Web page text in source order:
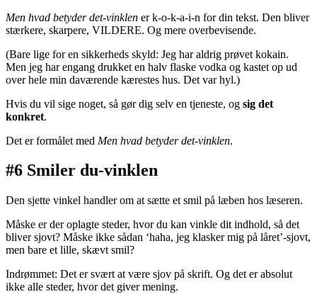
Men hvad betyder det-vinklen er k-o-k-a-i-n for din tekst. Den bliver
stærkere, skarpere, VILDERE. Og mere overbevisende.
(Bare lige for en sikkerheds skyld: Jeg har aldrig prøvet kokain.
Men jeg har engang drukket en halv flaske vodka og kastet op ud
over hele min daværende kærestes hus. Det var hyl.)
Hvis du vil sige noget, så gør dig selv en tjeneste, og sig det
konkret.
Det er formålet med Men hvad betyder det-vinklen.
#6 Smiler du-vinklen
Den sjette vinkel handler om at sætte et smil på læben hos læseren.
Måske er der oplagte steder, hvor du kan vinkle dit indhold, så det
bliver sjovt? Måske ikke sådan ‘haha, jeg klasker mig på låret’-sjovt,
men bare et lille, skævt smil?
Indrømmet: Det er svært at være sjov på skrift. Og det er absolut
ikke alle steder, hvor det giver mening.